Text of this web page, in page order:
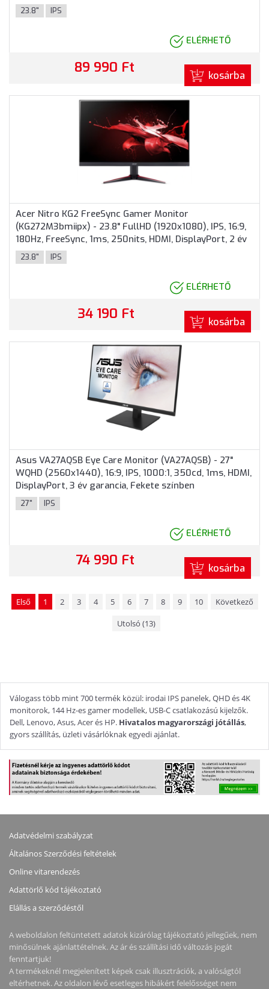
23.8" IPS
ELÉRHETŐ
89 990 Ft kosárba
Acer Nitro KG2 FreeSync Gamer Monitor
(KG272M3bmiipx) - 23.8" FullHD (1920x1080), IPS, 16:9,
180Hz, FreeSync, 1ms, 250nits, HDMI, DisplayPort, 2 év
garancia, Fekete színben
23.8" IPS
ELÉRHETŐ
34 190 Ft kosárba
Asus VA27AQSB Eye Care Monitor (VA27AQSB) - 27"
WQHD (2560x1440), 16:9, IPS, 1000:1, 350cd, 1ms, HDMI,
DisplayPort, 3 év garancia, Fekete színben
27" IPS
ELÉRHETŐ
74 990 Ft kosárba
Első 1 2 3 4 5 6 7 8 9 10
Következő
Utolsó (13)
Válogass több mint 700 termék közül: irodai IPS panelek, QHD és 4K
monitorok, 144 Hz-es gamer modellek, USB-C csatlakozású kijelzők.
Dell, Lenovo, Asus, Acer és HP. Hivatalos magyarországi jótállás,
gyors szállítás, üzleti vásárlóknak egyedi ajánlat.
Adatvédelmi szabályzat
Általános Szerződési feltételek
Online vitarendezés
Adattörlő kód tájékoztató
Elállás a szerződéstől
A weboldalon feltüntetett adatok kizárólag tájékoztató jellegűek, nem
minősülnek ajánlattételnek. Az ár és szállítási idő változás jogát
fenntartjuk!
A termékeknél megjelenített képek csak illusztrációk, a valóságtól
eltérhetnek. Az oldalon lévő esetleges hibákért felelősséget nem